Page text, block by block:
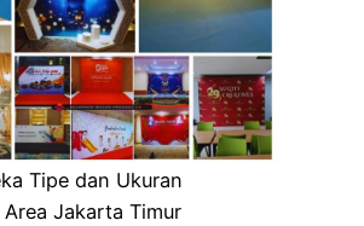
Tipe dan Ukuran
Jakarta Timur